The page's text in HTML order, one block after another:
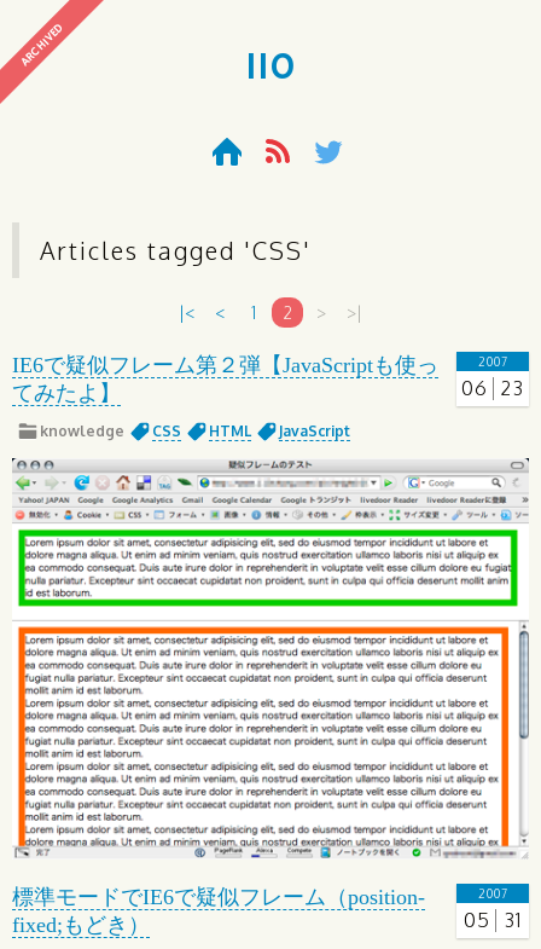
ARCHIVED 110
Articles tagged 'CSS'
|< < 1 2 > >|
2007
06 23
IE6で疑似フレーム第２弾【JavaScriptも使っ
てみたよ】
knowledge CSS HTML JavaScript
2007
05 31
標準モードでIE6で疑似フレーム（position-
fixed;もどき）